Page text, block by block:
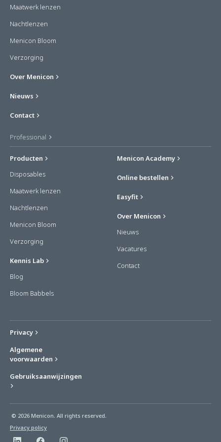
Maatwerk lenzen
Nachtlenzen
Menicon Bloom
Verzorging
Over Menicon
Nieuws
Contact
Professional
Producten
Disposables
Maatwerk lenzen
Nachtlenzen
Menicon Bloom
Verzorging
Kennis Lab
Blog
Bloom Babbels
Menicon Academy
Online bestellen
Easyfit
Over Menicon
Nieuws
Vacatures
Contact
Privacy
Algemene
voorwaarden
Gebruiksaanwijzingen
© 2026 Menicon. All rights reserved.
Privacy policy